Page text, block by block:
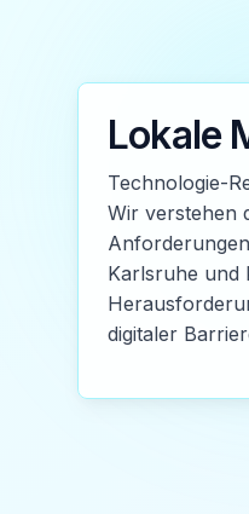
Lokale
Technologie-
Wir verstehen
Karlsruhe und
digitaler